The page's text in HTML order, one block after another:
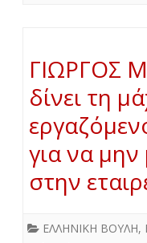
ΓΙΩΡΓΟΣ
δίνει τη
για να
στην
ΕΛΛΗΝΙΚΗ ΒΟΥΛΗ,